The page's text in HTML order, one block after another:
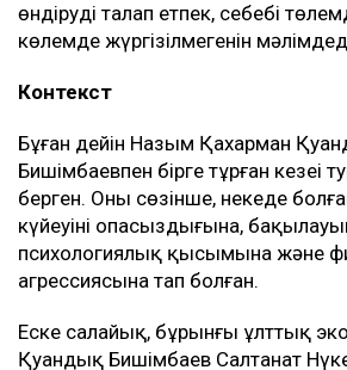
өндіруді талап етпек, себебі
көлемде жүргізілмегенін
Контекст
Бұған дейін Назым Қахарман
Бишімбаевпен бірге тұрған кезеңі
берген. Оның сөзінше, некеде
күйеуінің опасыздығына,
психологиялық қысымына және
агрессиясына тап болған.
Еске салайық, бұрынғы ұлттық
Қуандық Бишімбаев Салтанат